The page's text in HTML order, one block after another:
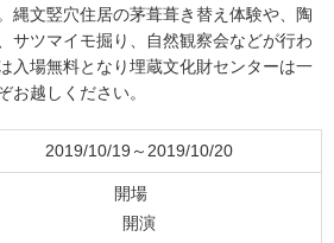
縄文竪穴住居の茅葺葺き替え体験や、陶
サツマイモ掘り、自然観察会などが行わ
入場無料となり埋蔵文化財センターは一
お越しください。
2019/10/19～2019/10/20
開場
開演